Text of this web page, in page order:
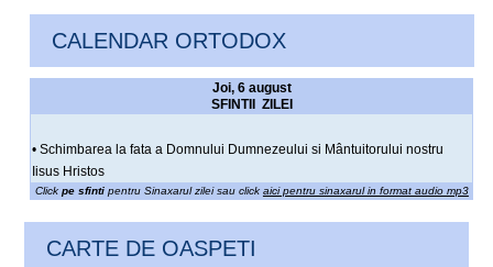
CALENDAR ORTODOX
Joi, 6 august
SFINTII ZILEI
• Schimbarea la fata a Domnului Dumnezeului si Mântuitorului nostru
Iisus Hristos
Click pe sfintipentru Sinaxarul zilei sau click aici pentru sinaxarul in format audio mp3
CARTE DE OASPETI